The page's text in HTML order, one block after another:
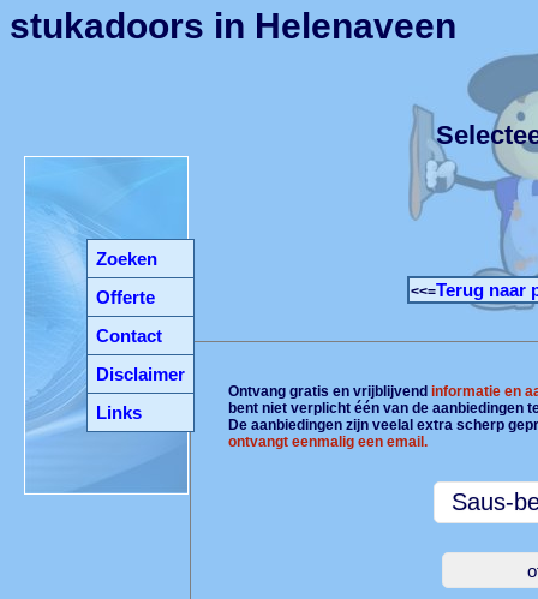
Zoeken
Offerte
Contact
Disclaimer
Links
stukadoors in Helenaveen
<<=Terug naar
Ontvang gratis en vrijblijvendinformatie en
bent niet verplicht één van de aanbiedingen
De aanbiedingen zijn veelal extra scherp
ontvangt eenmalig een email.